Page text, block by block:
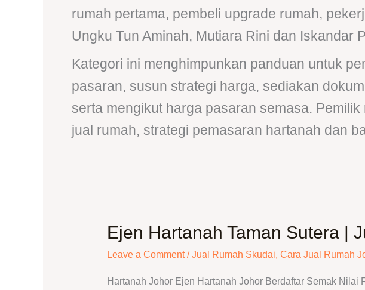
rumah pertama, pembeli upgrade rumah,
Ungku Tun Aminah, Mutiara Rini dan Iskandar
Kategori ini menghimpunkan panduan untuk
pasaran, susun strategi harga, sediakan
serta mengikut harga pasaran semasa.
jual rumah, strategi pemasaran hartanah dan
Ejen Hartanah Taman Sutera |
Leave a Comment /Jual Rumah Skudai, Cara Jual Rumah
Hartanah Johor Ejen Hartanah Johor Berdaftar Semak
Ejen
Hartanah
Taman
Sutera